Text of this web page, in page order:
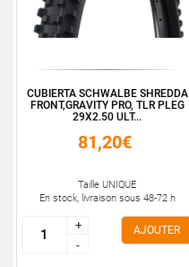
CUBIERTA SCHWALBE SHREDDA
FRONT,GRAVITY PRO, TLR PLEG
29X2.50 ULT...
81,20€
Taille UNIQUE
En stock, livraison sous 48-72 h
+
-
+
-
AJOUTER